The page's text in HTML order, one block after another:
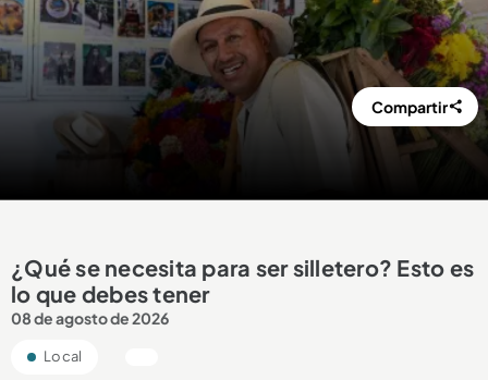
Compartir
¿Qué se necesita para ser silletero? Esto es
lo que debes tener
08 de agosto de 2026
Local